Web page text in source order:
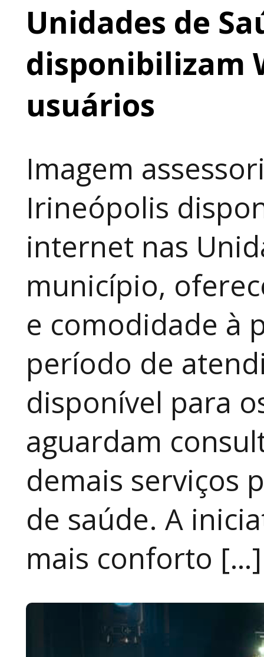
Unidades de
disponibilizam
usuários
Imagem
Irineópolis
internet nas
município,
e comodidade à
período de
disponível para
aguardam
demais serviços
de saúde. A
mais conforto […]